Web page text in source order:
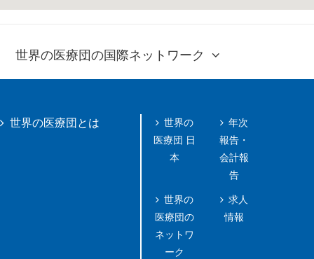
世界の医療団の国際ネットワーク
世界の医療団とは
世界の
医療団 日
本
世界の
医療団の
ネットワ
ーク
年次
報告・
会計報
告
求人
情報